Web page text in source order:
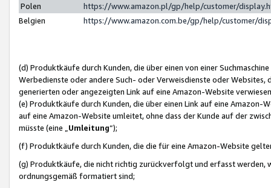
Polen
https://www.amazon.pl/gp/help/customer/
Belgien
https://www.amazon.com.be/gp/help/customer/
(d) Produktkäufe durch Kunden, die über einen von einer
Werbedienste oder andere Such- oder Verweisdienste oder Websites,
generierten oder angezeigten Link auf eine Amazon-Website
(e) Produktkäufe durch Kunden, die über einen Link auf eine
auf eine Amazon-Website umleitet, ohne dass der Kunde auf der
müsste (eine „ Umleitung“);
(f) Produktkäufe durch Kunden, die die für eine Amazon-Website
(g) Produktkäufe, die nicht richtig zurückverfolgt und erfasst werden,
ordnungsgemäß formatiert sind;